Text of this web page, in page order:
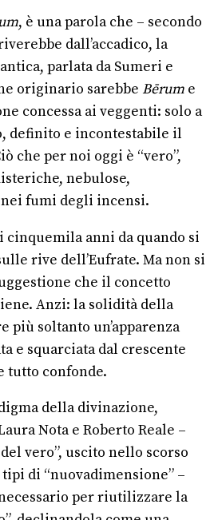
, è una parola che – secondo
dall’accadico, la
parlata da Sumeri e
originario sarebbe Bērum e
concessa ai veggenti: solo a
definito e incontestabile il
che per noi oggi è “vero”,
nebulose,
fumi degli incensi.
cinquemila anni da quando si
rive dell’Eufrate. Ma non si
che il concetto
Anzi: la solidità della
più soltanto un’apparenza
e squarciata dal crescente
tutto confonde.
della divinazione,
Nota e Roberto Reale –
vero”, uscito nello scorso
di “nuovadimensione” –
per riutilizzare la